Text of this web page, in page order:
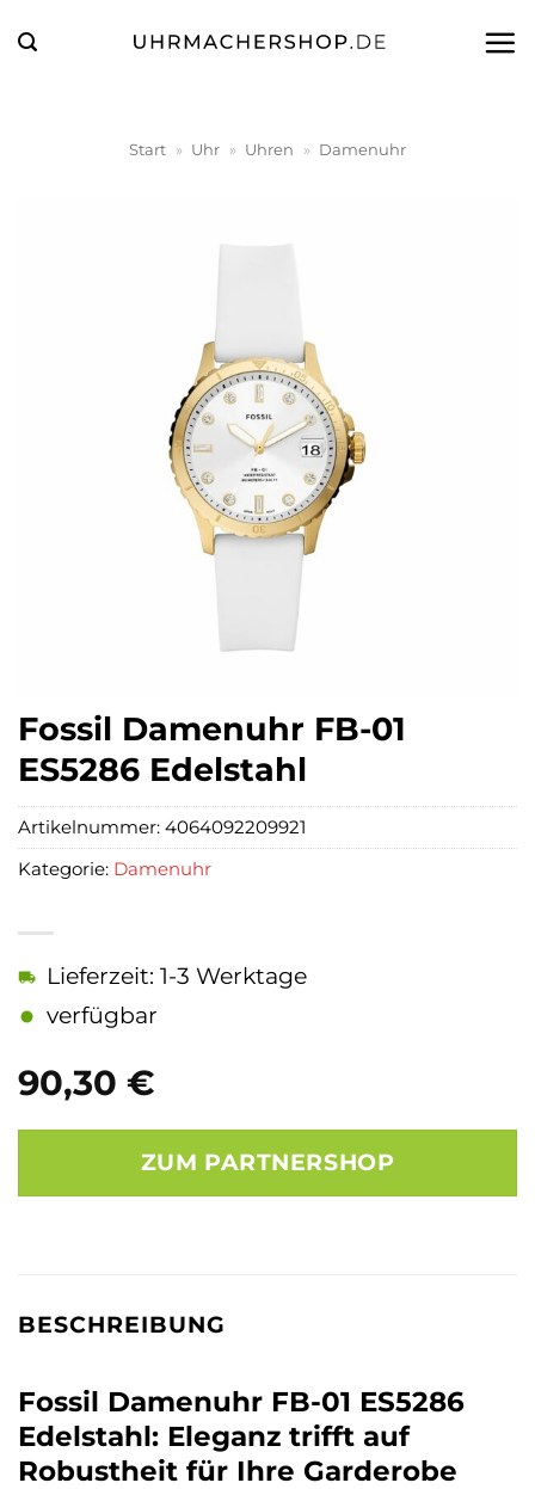
Inhalt
Start » Uhr » Uhren » Damenuhr
Fossil Damenuhr FB-01
ES5286 Edelstahl
90,30 €
Lieferzeit: 1-3 Werktage
verfügbar
ZUM PARTNERSHOP
Artikelnummer: 4064092209921
Kategorie: Damenuhr
BESCHREIBUNG
Fossil Damenuhr FB-01 ES5286
Edelstahl: Eleganz trifft auf
Robustheit für Ihre Garderobe